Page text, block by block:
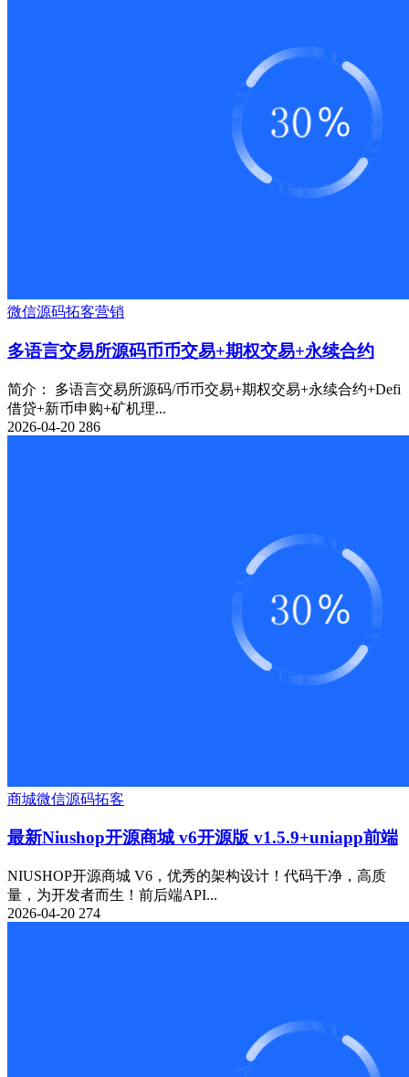
微信源码拓客营销
多语言交易所源码币币交易+期权交易+永续合约
简介： 多语言交易所源码/币币交易+期权交易+永续合约+Defi
借贷+新币申购+矿机理...
2026-04-20 286
商城微信源码拓客
最新Niushop开源商城 v6开源版 v1.5.9+uniapp前端
NIUSHOP开源商城 V6，优秀的架构设计！代码干净，高质
量，为开发者而生！前后端API...
2026-04-20 274